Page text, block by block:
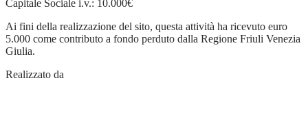
Capitale Sociale i.v.: 10.000€
Ai fini della realizzazione del sito, questa attività ha ricevuto euro
5.000 come contributo a fondo perduto dalla Regione Friuli Venezia
Giulia.
Realizzato da